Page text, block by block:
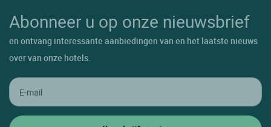
Abonneer u op onze nieuwsbrief
en ontvang interessante aanbiedingen van en het laatste nieuws
over van onze hotels.